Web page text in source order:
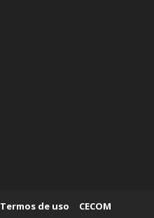
Termos de uso CECOM